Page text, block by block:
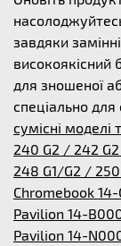
завдяки
високоякісний
для зношеної
спеціально
сумісні моделі
240 G2 / 242
248 G1/G2 /
Chromebook
Pavilion 14-
Pavilion 14-